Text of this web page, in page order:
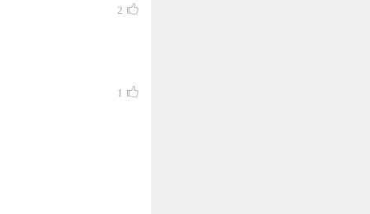
2
1